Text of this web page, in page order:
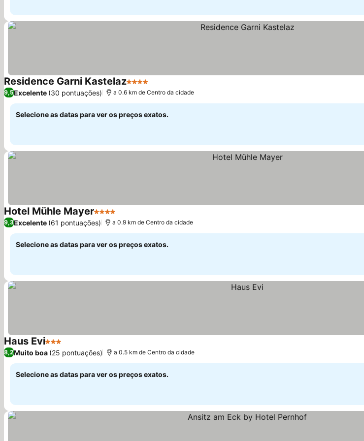
Residence Garni Kastelaz4 Estrelas
9,5Excelente (30 pontuações) a 0.6 km de Centro da cidade
Selecione as datas para ver os preços exatos.
Hotel Mühle Mayer4 Estrelas
9,3Excelente (61 pontuações) a 0.9 km de Centro da cidade
Selecione as datas para ver os preços exatos.
Haus Evi3 Estrelas
8,2Muito boa (25 pontuações) a 0.5 km de Centro da cidade
Selecione as datas para ver os preços exatos.